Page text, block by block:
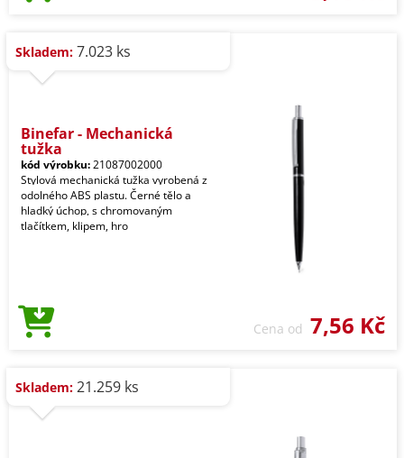
Skladem: 7.023 ks
Binefar - Mechanická
tužka
kód výrobku:21087002000
Stylová mechanická tužka vyrobená z
odolného ABS plastu. Černé tělo a
hladký úchop, s chromovaným
tlačítkem, klipem, hro
Cena od 7,56 Kč
Skladem: 21.259 ks